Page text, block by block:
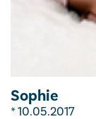
Sophie
* 10.05.2017